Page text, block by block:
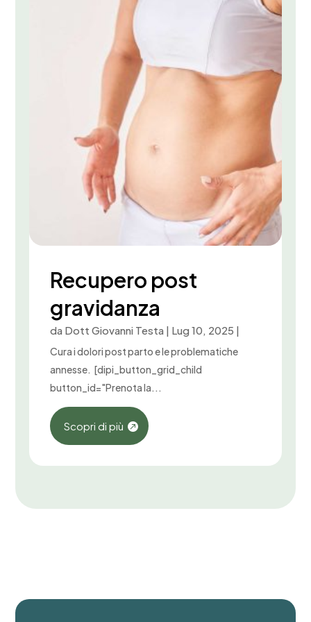
Recupero post
gravidanza
da Dott Giovanni Testa | Lug 10, 2025 |
Cura i dolori post parto e le problematiche
annesse. [dipi_button_grid_child
button_id="Prenota la...
Scopri di più